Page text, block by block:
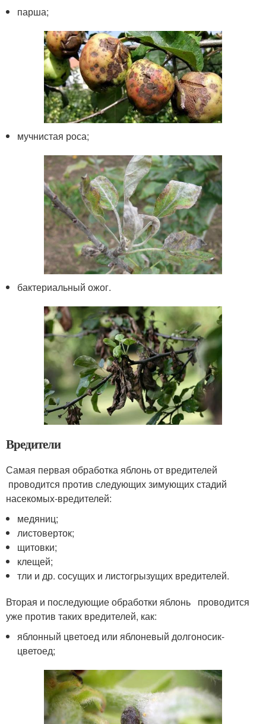
парша;
мучнистая роса;
бактериальный ожог.
Вредители
Самая первая обработка яблонь от вредителей
проводится против следующих зимующих стадий
насекомых-вредителей:
медяниц;
листоверток;
щитовки;
клещей;
тли и др. сосущих и листогрызущих вредителей.
Вторая и последующие обработки яблонь проводится
уже против таких вредителей, как:
яблонный цветоед или яблоневый долгоносик-
цветоед;